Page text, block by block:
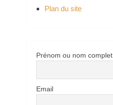
Plan du site
Prénom ou nom complet
Email